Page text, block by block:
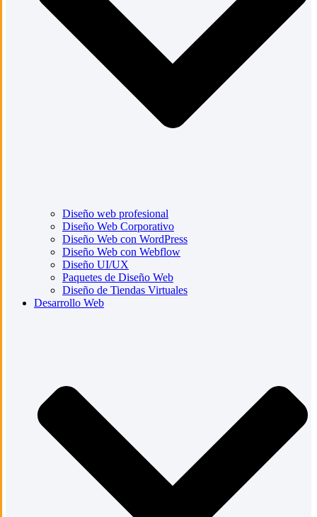
Diseño web profesional
Diseño Web Corporativo
Diseño Web con WordPress
Diseño Web con Webflow
Diseño UI/UX
Paquetes de Diseño Web
Diseño de Tiendas Virtuales
Desarrollo Web